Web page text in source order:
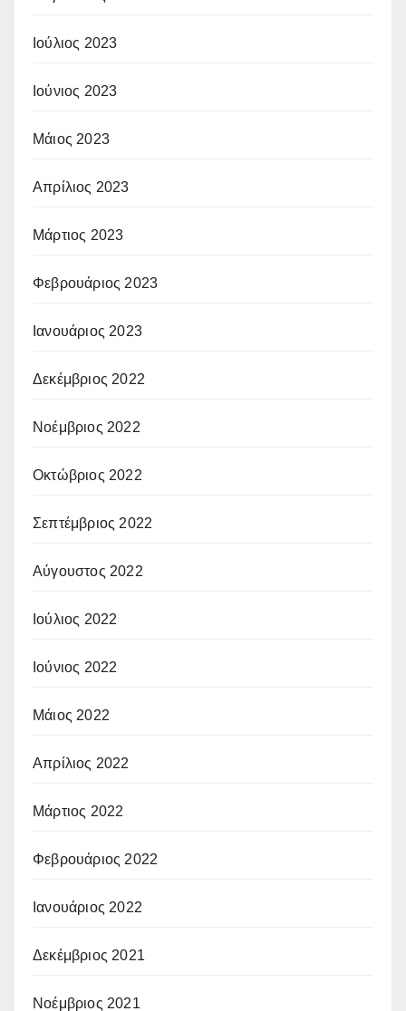
Ιούλιος 2023
Ιούνιος 2023
Μάιος 2023
Απρίλιος 2023
Μάρτιος 2023
Φεβρουάριος 2023
Ιανουάριος 2023
Δεκέμβριος 2022
Νοέμβριος 2022
Οκτώβριος 2022
Σεπτέμβριος 2022
Αύγουστος 2022
Ιούλιος 2022
Ιούνιος 2022
Μάιος 2022
Απρίλιος 2022
Μάρτιος 2022
Φεβρουάριος 2022
Ιανουάριος 2022
Δεκέμβριος 2021
Νοέμβριος 2021